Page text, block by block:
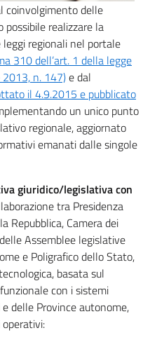
coinvolgimento delle
possibile realizzare la
regionali nel portale
310 dell’art. 1 della legge
n. 147)e dal
il 4.9.2015 e pubblicato
un unico punto
regionale, aggiornato
emanati dalle singole
giuridico/legislativa con
tra Presidenza
Repubblica, Camera dei
Assemblee legislative
e Poligrafico dello Stato,
basata sul
con i sistemi
delle Province autonome,